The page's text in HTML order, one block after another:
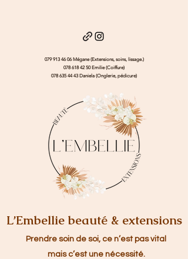
L’Embellie beauté & extensions
Prendre soin de soi, ce n’est pas vital
mais c’est une nécessité.
079 913 46 06Mégane (Extensions, soins, lissage.)
078 618 42 50Emilie (Coiffure)
078 635 44 43 Daniela (Onglerie, pédicure)